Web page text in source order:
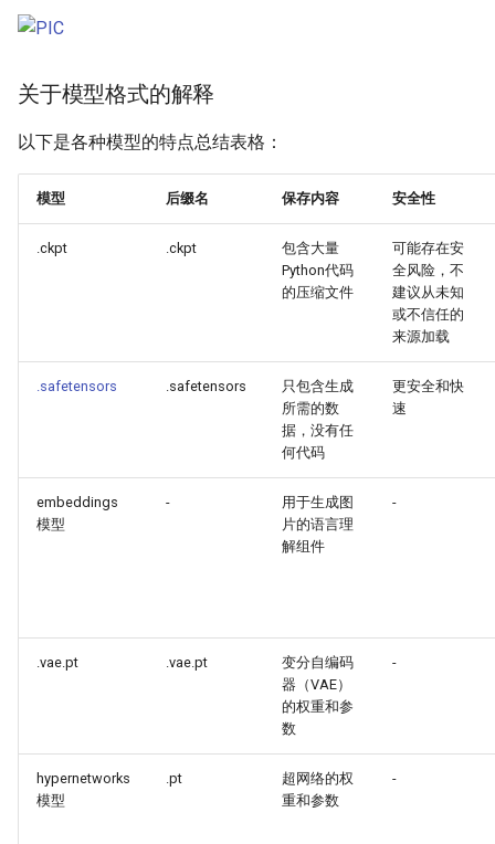
关于模型格式的解释
以下是各种模型的特点总结表格：
模型 后缀名 保存内容 安全性
.ckpt .ckpt
包含大量
Python代码
的压缩文件
可能存在安
全风险，不
建议从未知
或不信任的
来源加载
.safetensors .safetensors
只包含生成
所需的数
据，没有任
何代码
更安全和快
速
embeddings
模型
-
用于生成图
片的语言理
解组件
-
.vae.pt .vae.pt
变分自编码
器（VAE）
的权重和参
数
-
hypernetworks
模型
.pt
超网络的权
重和参数
-